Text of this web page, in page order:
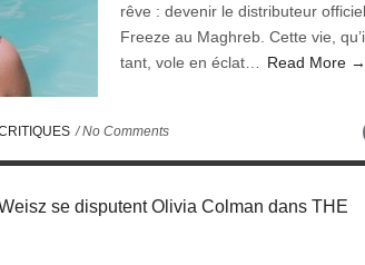
rêve : devenir le distributeur
Freeze au Maghreb. Cette vie,
tant, vole en éclat…
Read More →
/ No Comments
se disputent Olivia Colman dans THE